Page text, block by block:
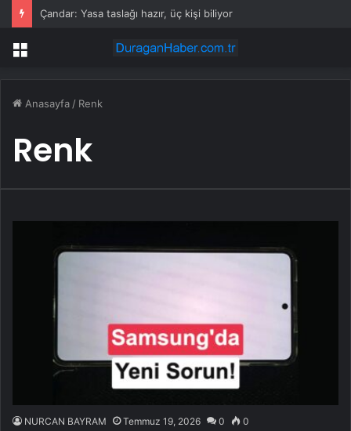
Porsche 2035’e kadar 9 bin kişiyi işten çıkaracak
Menü
Anasayfa / Renk
Renk
NURCAN BAYRAM Temmuz 19, 2026 0 0